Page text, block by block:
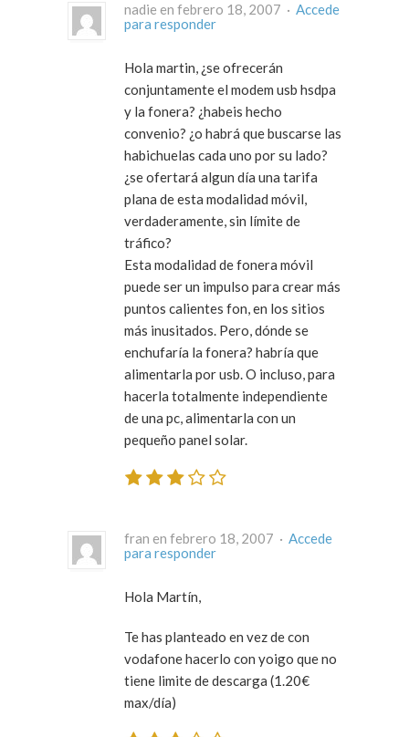
nadie en febrero 18, 2007 · Accede
para responder
Hola martin, ¿se ofrecerán
conjuntamente el modem usb hsdpa
y la fonera? ¿habeis hecho
convenio? ¿o habrá que buscarse las
habichuelas cada uno por su lado?
¿se ofertará algun día una tarifa
plana de esta modalidad móvil,
verdaderamente, sin límite de
tráfico?
Esta modalidad de fonera móvil
puede ser un impulso para crear más
puntos calientes fon, en los sitios
más inusitados. Pero, dónde se
enchufaría la fonera? habría que
alimentarla por usb. O incluso, para
hacerla totalmente independiente
de una pc, alimentarla con un
pequeño panel solar.
fran en febrero 18, 2007 · Accede
para responder
Hola Martín,
Te has planteado en vez de con
vodafone hacerlo con yoigo que no
tiene limite de descarga (1.20€
max/día)